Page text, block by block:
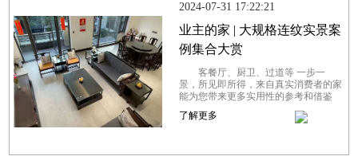
2024-07-31 17:22:21
业主的家 | 大规格连纹实景案
例集合大赏
客餐厅、厨卫、过道等 一步一
景，所见即所得，来自真实消费者的家
能为您带来更多实用性的参考和借鉴
以光为引，引入自然之美，将窗外美景
尽收眼底。大面落地窗搭配大规格连
了解更多